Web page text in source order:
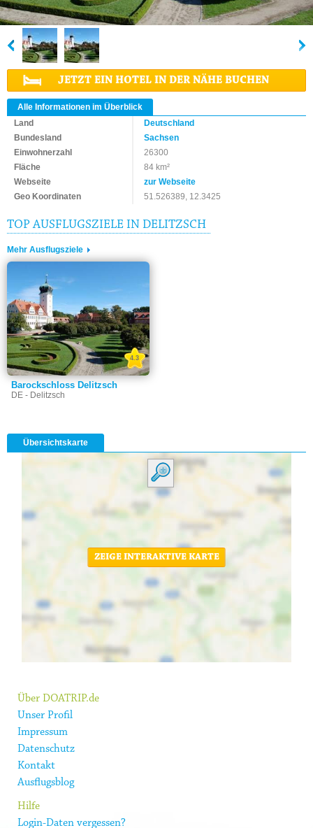
JETZT EIN HOTEL IN DER NÄHE BUCHEN
Alle Informationen im Überblick
Land
Deutschland
Bundesland
Sachsen
Einwohnerzahl
26300
Fläche
84 km²
Webseite
zur Webseite
Geo Koordinaten
51.526389, 12.3425
TOP AUSFLUGSZIELE IN DELITZSCH
Mehr Ausflugsziele
Barockschloss Delitzsch
DE - Delitzsch
4.3
Übersichtskarte
ZEIGE INTERAKTIVE KARTE
Über DOATRIP.de
Unser Profil
Impressum
Datenschutz
Kontakt
Ausflugsblog
Hilfe
Login-Daten vergessen?